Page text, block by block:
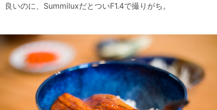
良いのに、SummiluxだとついF1.4で撮りがち。